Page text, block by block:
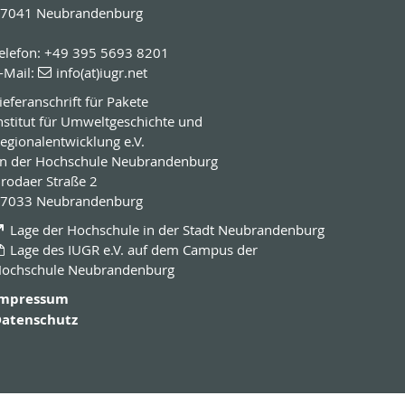
Neubrandenburg
+49 395 5693 8201
Mail:
info(at)iugr.net
für Pakete
für Umweltgeschichte und
e.V.
der Hochschule Neubrandenburg
Straße 2
Neubrandenburg
Lage der Hochschule in der Stadt Neubrandenburg
Lage des IUGR e.V. auf dem Campus der
Neubrandenburg